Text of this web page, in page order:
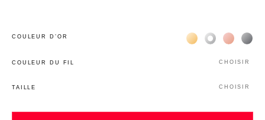
COULEUR D’OR Жёлтое золото 18К
Белое золото
Розовое
COULEUR DU FIL CHOISIR
TAILLE CHOISIR